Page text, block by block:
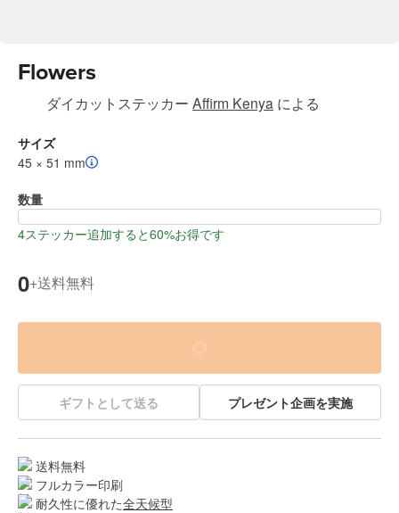
Flowers
ダイカットステッカー Affirm Kenya による
サイズ
45 × 51 mm
数量
4ステッカー追加すると60%お得です
0+送料無料
ギフトとして送る プレゼント企画を実施
送料無料
フルカラー印刷
耐久性に優れた全天候型